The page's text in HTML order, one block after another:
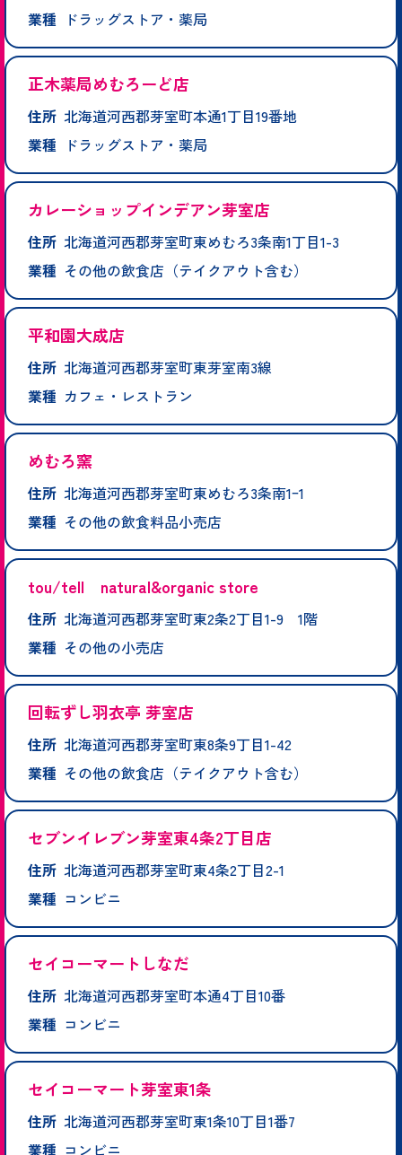
業種
ドラッグストア・薬局
正木薬局めむろーど店
住所 北海道河西郡芽室町本通1丁目19番地
業種
ドラッグストア・薬局
カレーショップインデアン芽室店
住所 北海道河西郡芽室町東めむろ3条南1丁目1-3
業種 その他の飲食店（テイクアウト含む）
平和園大成店
住所 北海道河西郡芽室町東芽室南3線
業種 カフェ・レストラン
めむろ窯
住所 北海道河西郡芽室町東めむろ3条南1ｰ1
業種 その他の飲食料品小売店
tou/tell natural&organic store
住所 北海道河西郡芽室町東2条2丁目1-9 1階
業種 その他の小売店
回転ずし羽衣亭 芽室店
住所 北海道河西郡芽室町東8条9丁目1-42
業種 その他の飲食店（テイクアウト含む）
セブンイレブン芽室東4条2丁目店
住所 北海道河西郡芽室町東4条2丁目2-1
業種 コンビニ
セイコーマートしなだ
住所 北海道河西郡芽室町本通4丁目10番
業種 コンビニ
セイコーマート芽室東1条
住所 北海道河西郡芽室町東1条10丁目1番7
業種 コンビニ